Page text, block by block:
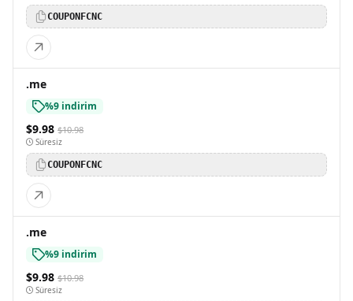
COUPONFCNC
.me
%9 indirim
$9.98 $10.98
Süresiz
COUPONFCNC
.me
%9 indirim
$9.98 $10.98
Süresiz